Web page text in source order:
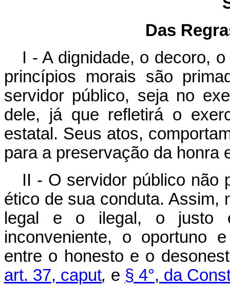
Das
I - A dignidade, o decoro,
princípios morais são
servidor público, seja no
dele, já que refletirá o
estatal. Seus atos,
para a preservação da honra
II - O servidor público não
ético de sua conduta. Assim,
legal e o ilegal, o justo
inconveniente, o oportuno
entre o honesto e o
art. 37, caput, e § 4°, da